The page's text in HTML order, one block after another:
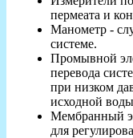
пермеата и
Манометр -
системе.
Промывной
перевода
при низком
исходной
Мембранный
для